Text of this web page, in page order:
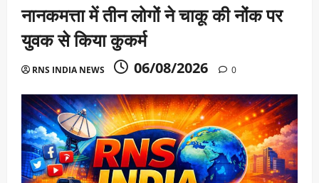
नानकमत्ता में तीन लोगों ने चाकू की नोंक पर
युवक से किया कुकर्म
RNS INDIA NEWS 06/08/2026 0